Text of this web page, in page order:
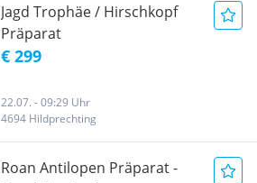
Jagd Trophäe / Hirschkopf
Präparat
€ 299
22.07. - 09:29 Uhr
4694 Hildprechting
Roan Antilopen Präparat -